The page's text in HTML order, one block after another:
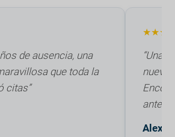
de ausencia, una
que toda la
citas”
“Una
nueva
Alexis